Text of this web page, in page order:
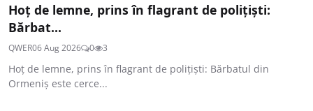
Hoț de lemne, prins în flagrant de polițiști:
Bărbat...
QWER06 Aug 2026 0 3
Hoț de lemne, prins în flagrant de polițiști: Bărbatul din
Ormeniș este cerce...